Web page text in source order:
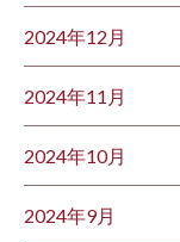
2024年12月
2024年11月
2024年10月
2024年9月